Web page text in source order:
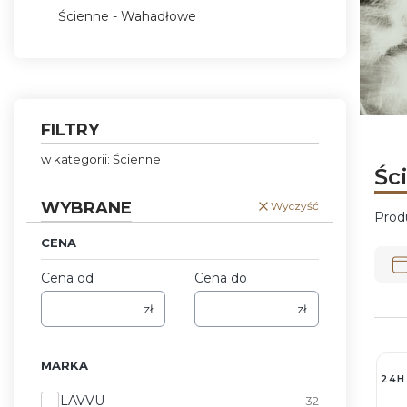
Ścienne - Wahadłowe
FILTRY
w kategorii: Ścienne
WYBRANE Wyczyść
CENA
Cena od
zł
Cena do
zł
MARKA
MarkaLAVVU 32
24H